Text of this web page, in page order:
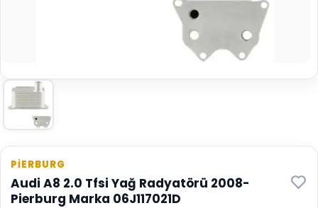
PİERBURG
Audi A8 2.0 Tfsi Yağ Radyatörü 2008-
Pierburg Marka 06J117021D